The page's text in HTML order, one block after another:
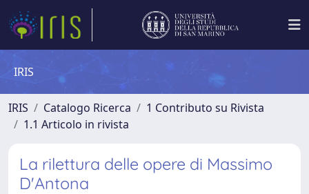
IRIS
IRIS Catalogo Ricerca
1 Contributo su Rivista
1.1 Articolo in rivista
La rilettura delle opere di Massimo
D'Antona